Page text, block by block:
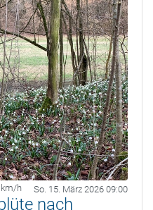
km/h So. 15. März 2026 09:00
nach